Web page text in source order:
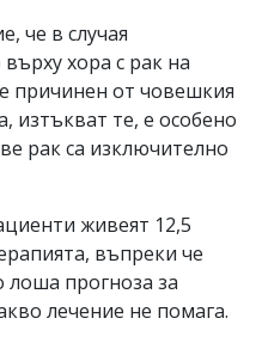
че в случая
хора с рак на
причинен от човешкия
изтъкват те, е особено
рак са изключително
живеят 12,5
въпреки че
лоша прогноза за
лечение не помага.